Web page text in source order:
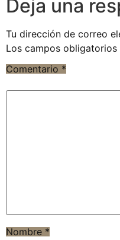
Deja una
Tu dirección de correo
Los campos
Comentario *
Nombre *